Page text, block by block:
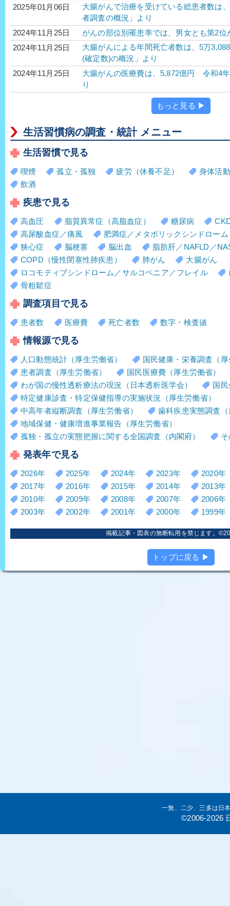
2025年01月06日
大腸がんで治療を受けている総患者数は
者調査の概況」より
2024年11月25日
がんの部位別罹患率では、男女とも第2
2024年11月25日
大腸がんによる年間死亡者数は、5万
(確定数)の概況」より
2024年11月25日
大腸がんの医療費は、5,872億円 令和4
り
もっと見る ▶
生活習慣病の調査・統計 メニュー
生活習慣で見る
喫煙 孤立・孤独 疲労（休養不足）
身体活
飲酒
疾患で見る
高血圧 脂質異常症（高脂血症） 糖尿病
高尿酸血症／痛風
肥満症／メタボリックシンドローム
狭心症
脳梗塞 脳出血
脂肪肝／NAFLD／
COPD（慢性閉塞性肺疾患）
肺がん
大腸がん
ロコモティブシンドローム／サルコペニア／フレイル
骨粗鬆症
調査項目で見る
患者数 医療費 死亡者数 数字・検査値
情報源で見る
人口動態統計（厚生労働省）
国民健康・栄養調査（
患者調査（厚生労働省）
国民医療費（厚生労働省）
わが国の慢性透析療法の現況（日本透析医学会）
国
特定健康診査・特定保健指導の実施状況（厚生労働省）
中高年者縦断調査（厚生労働省）
歯科疾患実態調査
地域保健・健康増進事業報告（厚生労働省）
孤独・孤立の実態把握に関する全国調査（内閣府）
発表年で見る
2026年 2025年 2024年 2023年
2020年
2017年
2016年 2015年 2014年
2013年
2010年
2009年 2008年 2007年
2006年
2003年
2002年 2001年 2000年 1999年
掲載記事・図表の無断転用を禁じます。
トップに戻る ▶
一無、二少、三多は日
©2006-2026